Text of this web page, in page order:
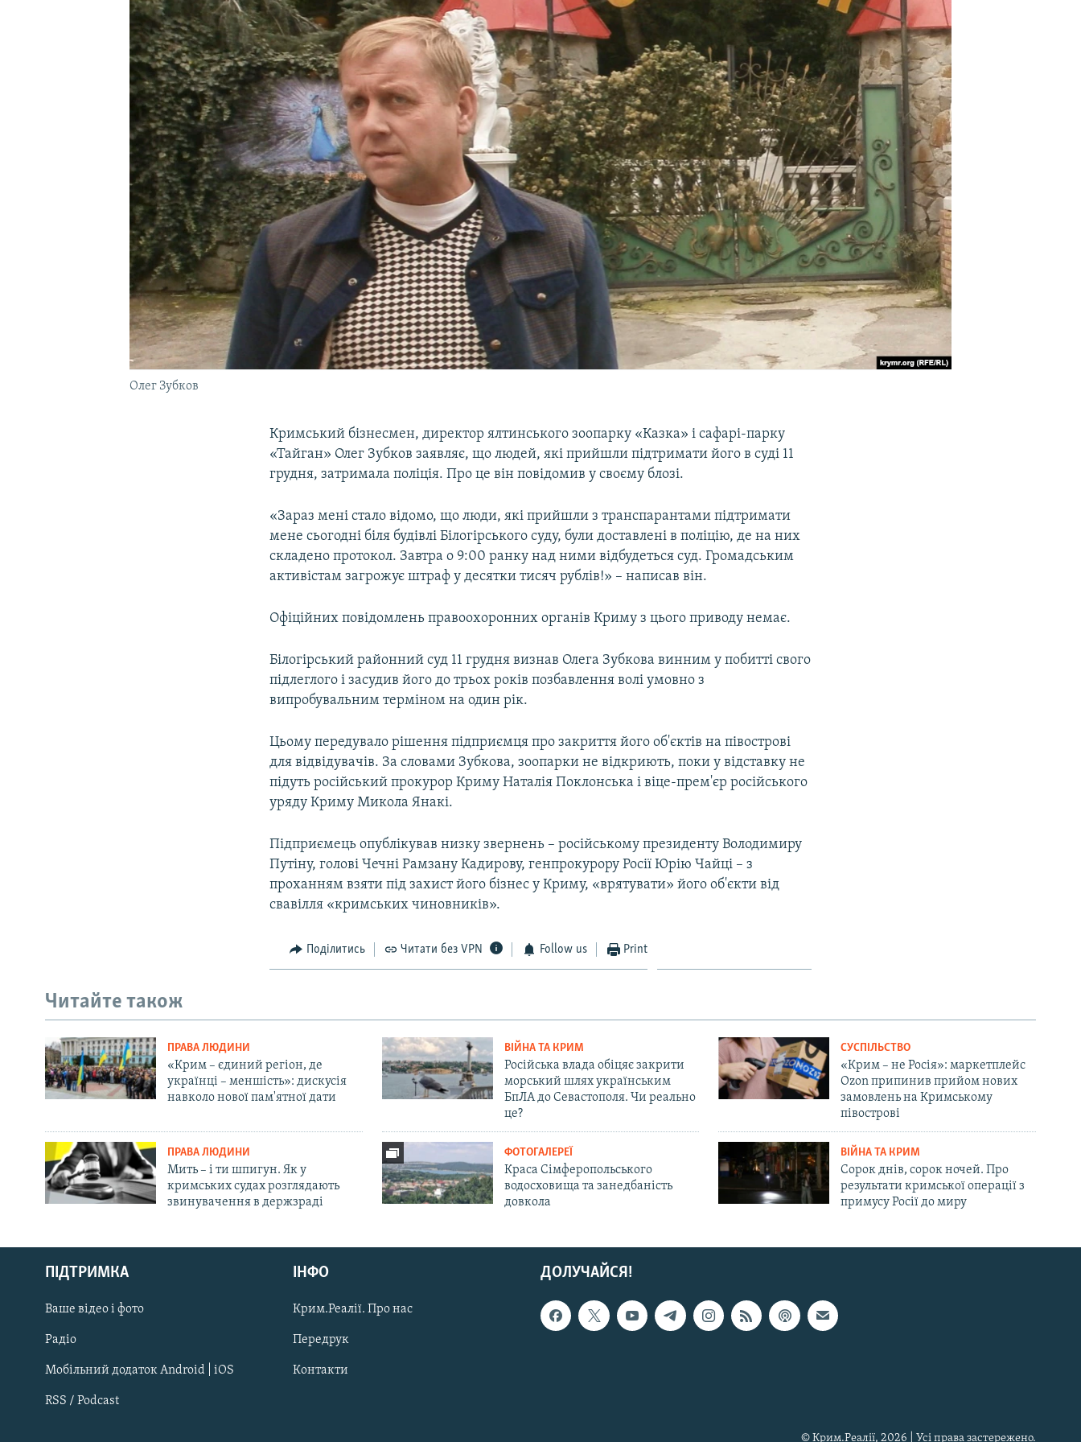
УКРАЇНСЬКА ПРОБЛЕМА КРИМУ
Русский
Qırımtatar
ДОЛУЧАЙСЯ!
Олег Зубков
Кримський бізнесмен, директор ялтинського зоопарку «Казка» і сафарі-парку
«Тайган» Олег Зубков заявляє, що людей, які прийшли підтримати його в суді 11
грудня, затримала поліція. Про це він повідомив у своєму блозі.
«Зараз мені стало відомо, що люди, які прийшли з транспарантами підтримати
мене сьогодні біля будівлі Білогірського суду, були доставлені в поліцію, де на них
складено протокол. Завтра о 9:00 ранку над ними відбудеться суд. Громадським
активістам загрожує штраф у десятки тисяч рублів!» – написав він.
Офіційних повідомлень правоохоронних органів Криму з цього приводу немає.
Білогірський районний суд 11 грудня визнав Олега Зубкова винним у побитті свого
підлеглого і засудив його до трьох років позбавлення волі умовно з
випробувальним терміном на один рік.
Цьому передувало рішення підприємця про закриття його об'єктів на півострові
для відвідувачів. За словами Зубкова, зоопарки не відкриють, поки у відставку не
підуть російський прокурор Криму Наталія Поклонська і віце-прем'єр російського
уряду Криму Микола Янакі.
Підприємець опублікував низку звернень – російському президенту Володимиру
Путіну, голові Чечні Рамзану Кадирову, генпрокурору Росії Юрію Чайці – з
проханням взяти під захист його бізнес у Криму, «врятувати» його об'єкти від
свавілля «кримських чиновників».
Поділитись Читати без VPN Follow us Print
Читайте також
ПРАВА ЛЮДИНИ
«Крим – єдиний регіон, де
українці – меншість»: дискусія
навколо нової пам'ятної дати
ВІЙНА ТА КРИМ
Російська влада обіцяє закрити
морський шлях українським
БпЛА до Севастополя. Чи реально
це?
СУСПІЛЬСТВО
«Крим – не Росія»: маркетплейс
Ozon припинив прийом нових
замовлень на Кримському
півострові
ПРАВА ЛЮДИНИ
Мить – і ти шпигун. Як у
кримських судах розглядають
звинувачення в держзраді
ФОТОГАЛЕРЕЇ
Краса Сімферопольського
водосховища та занедбаність
довкола
ВІЙНА ТА КРИМ
Сорок днів, сорок ночей. Про
результати кримської операції з
примусу Росії до миру
ДОЛУЧАЙСЯ!
ПІДТРИМКА
Ваше відео і фото
Радіо
Мобільний додаток Android | iOS
RSS / Podcast
ІНФО
Крим.Реалії. Про нас
Передрук
Контакти
© Крим.Реалії, 2026 | Усі права застережено.